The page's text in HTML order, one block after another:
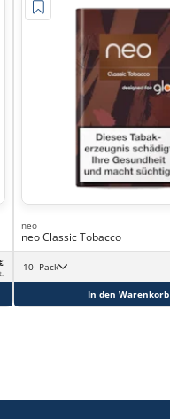
neo
neo Classic Tobacco
10 -Pack
In den Warenkorb